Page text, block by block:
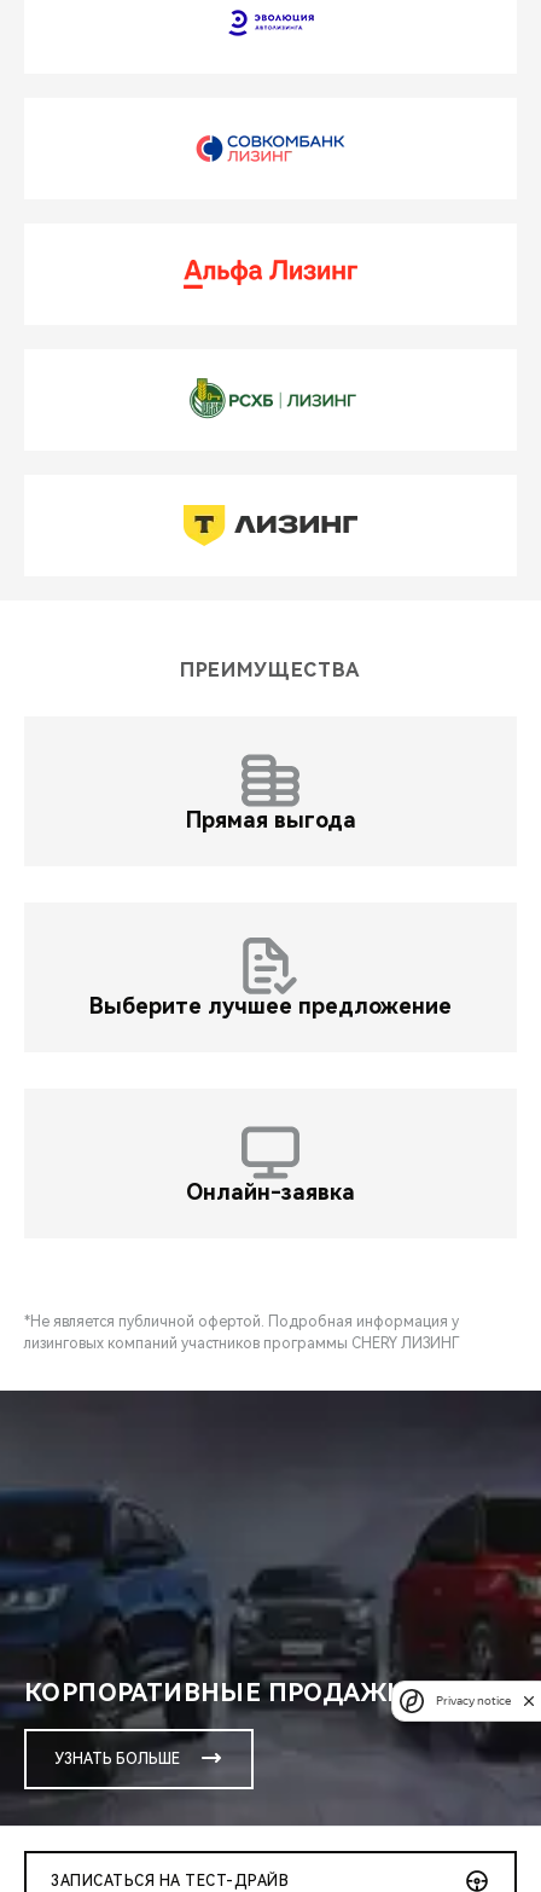
ПРЕИМУЩЕСТВА
Прямая выгода
Выберите лучшее предложение
Онлайн-заявка
*Не является публичной офертой. Подробная информация у
лизинговых компаний участников программы CHERY ЛИЗИНГ
КОРПОРАТИВНЫЕ ПРОДАЖИ
УЗНАТЬ БОЛЬШЕ
ЗАПИСАТЬСЯ НА ТЕСТ-ДРАЙВ
Privacy notice